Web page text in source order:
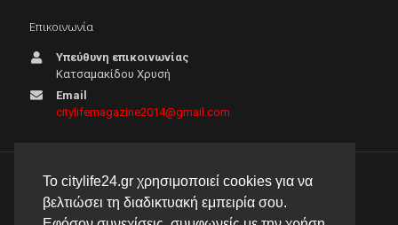
Το citylife24.gr χρησιμοποιεί cookies για να
βελτιώσει τη διαδικτυακή εμπειρία σου.
Επικοινωνία
Υπεύθυνη επικοινωνίας
Κατσαμακίδου Χρυσή
Email
citylifemagazine2014@gmail.com
© 2026 City Life 24 | Με την επιφύλαξη κάθε νόμιμου
δικαιώματος |
Πολιτική απορρήτου